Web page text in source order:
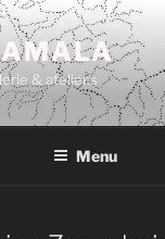
& atelier.s
Menu